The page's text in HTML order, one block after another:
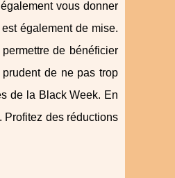
vous donner
également de mise.
de bénéficier
de ne pas trop
de la Black Week. En
Profitez des réductions